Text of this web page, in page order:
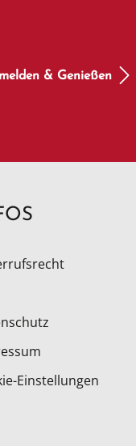
& Genießen
Einstellungen